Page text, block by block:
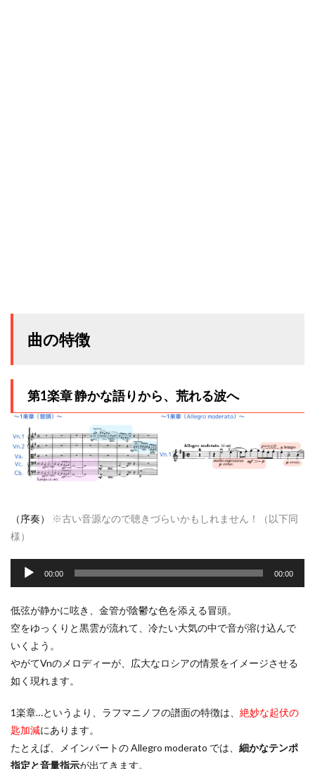
曲の特徴
第1楽章 静かな語りから、荒れる波へ
（序奏） ※古い音源なので聴きづらいかもしれません！（以下同
様）
プ
レ
ー
ヤ
ー
00:00 00:00
低弦が静かに呟き、金管が陰鬱な色を添える冒頭。
空をゆっくりと黒雲が流れて、冷たい大気の中で音が溶け込んで
いくよう。
やがてVnのメロディーが、広大なロシアの情景をイメージさせる
如く現れます。
1楽章…というより、ラフマニノフの譜面の特徴は、 絶妙な起伏の
匙加減にあります。
たとえば、メインパートの Allegro moderato では、 細かなテンポ
指定と音量指示が出てきます。